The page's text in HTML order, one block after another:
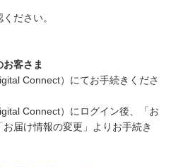
ださい。
お客さま
Connect）にてお手続きくださ
Connect）にログイン後、「お
届け情報の変更」よりお手続き